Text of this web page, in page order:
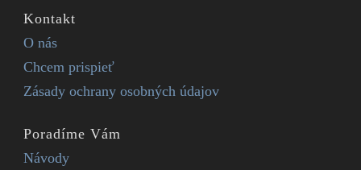
Kontakt
O nás
Chcem prispieť
Zásady ochrany osobných údajov
Poradíme Vám
Návody